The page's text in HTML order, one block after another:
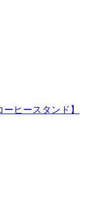
ヒースタンド】